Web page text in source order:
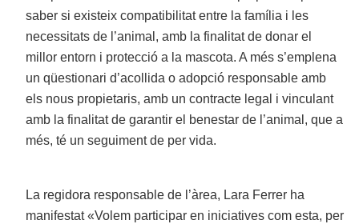
saber si existeix compatibilitat entre la família i les
necessitats de l’animal, amb la finalitat de donar el
millor entorn i protecció a la mascota. A més s’emplena
un qüestionari d’acollida o adopció responsable amb
els nous propietaris, amb un contracte legal i vinculant
amb la finalitat de garantir el benestar de l’animal, que a
més, té un seguiment de per vida.
La regidora responsable de l’àrea, Lara Ferrer ha
manifestat «Volem participar en iniciatives com esta, per